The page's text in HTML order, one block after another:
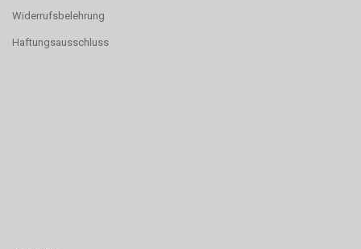
Widerrufsbelehrung
Haftungsausschluss